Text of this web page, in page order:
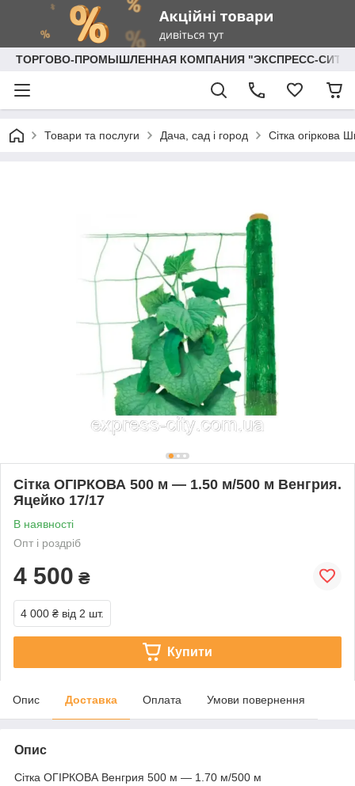
ТОРГОВО-ПРОМЫШЛЕННАЯ КОМПАНИЯ "ЭКСПРЕСС-СИТИ"
Товари та послуги Дача, сад і город Сітка огіркова
Сітка ОГІРКОВА 500 м — 1.50 м/500 м Венгрия.
Яцейко 17/17
В наявності
Опт і роздріб
4 500 ₴
4 000 ₴ від 2 шт.
Купити
Опис Доставка Оплата Умови повернення
Опис
Сітка ОГІРКОВА Венгрия 500 м — 1.70 м/500 м